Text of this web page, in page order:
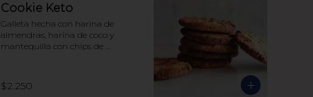
Cookie Keto
Galleta hecha con harina de
almendras, harina de coco y
mantequilla con chips de
$2.250